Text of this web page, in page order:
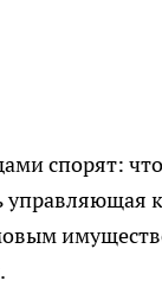
спорят:
управляющая